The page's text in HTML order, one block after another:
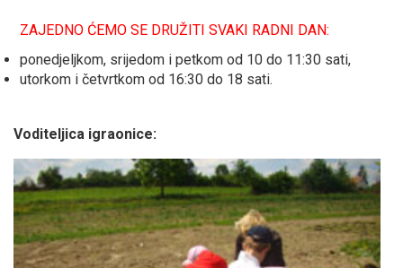
ZAJEDNO ĆEMO SE DRUŽITI SVAKI RADNI DAN:
ponedjeljkom, srijedom i petkom od 10 do 11:30 sati,
utorkom i četvrtkom od 16:30 do 18 sati.
Voditeljica igraonice: